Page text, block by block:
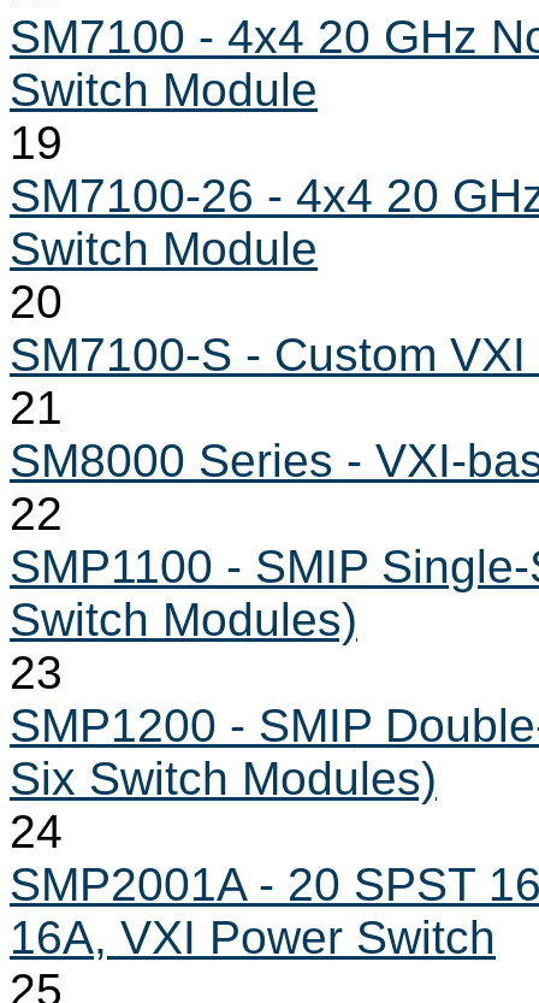
SM7100 - 4x4 20 GHz
Switch Module
19
SM7100-26 - 4x4 20
Switch Module
20
SM7100-S - Custom
21
SM8000 Series - VXI-
22
SMP1100 - SMIP
Switch Modules)
23
SMP1200 - SMIP
Six Switch Modules)
24
SMP2001A - 20 SPST
16A, VXI Power Switch
25